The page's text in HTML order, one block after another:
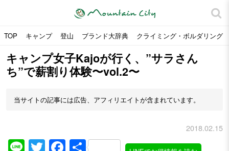
TOP キャンプ 登山 ブランド大辞典 クライミング・ボルダリング
キャンプ女子Kajoが行く、”サラさん
ち”で薪割り体験〜vol.2〜
当サイトの記事には広告、アフィリエイトが含まれています。
2018.02.15